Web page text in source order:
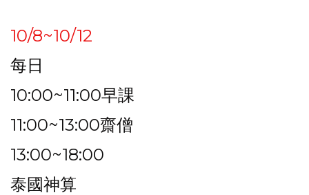
10/8~10/12
每日
10:00~11:00早課
11:00~13:00齋僧
13:00~18:00
泰國神算